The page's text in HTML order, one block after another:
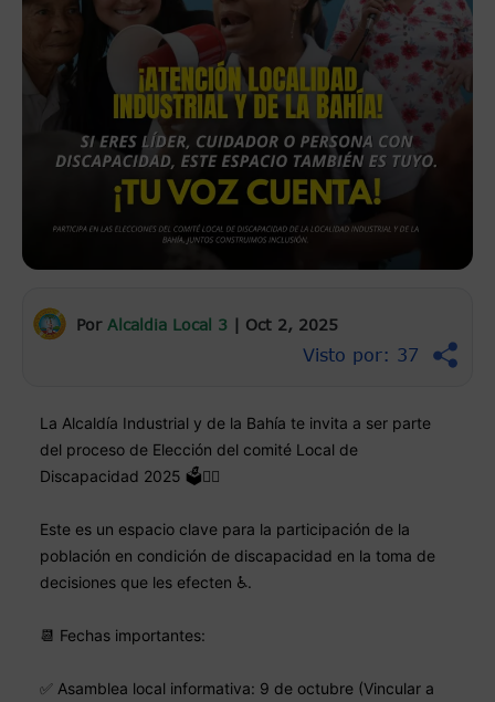
Por Alcaldia Local 3 | Oct 2, 2025
Visto por: 37
La Alcaldía Industrial y de la Bahía te invita a ser parte
del proceso de Elección del comité Local de
Discapacidad 2025 🗳️👍🏻
Este es un espacio clave para la participación de la
población en condición de discapacidad en la toma de
decisiones que les efecten ♿️.
📆 Fechas importantes:
✅ Asamblea local informativa: 9 de octubre (Vincular a